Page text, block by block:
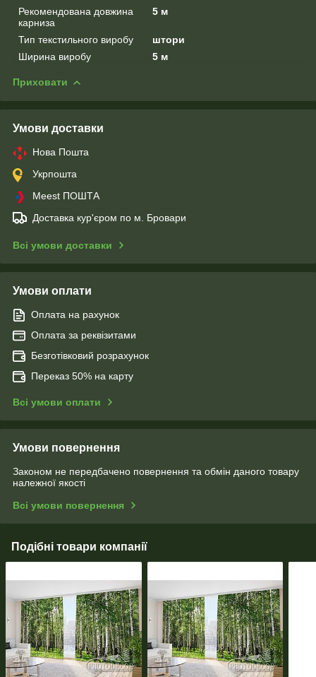
Рекомендована довжина
карниза
5 м
Тип текстильного виробу
штори
Ширина виробу
5 м
Приховати
Умови доставки
Нова Пошта
Укрпошта
Meest ПОШТА
Доставка кур'єром по м. Бровари
Всі умови доставки
Умови оплати
Оплата на рахунок
Оплата за реквізитами
Безготівковий розрахунок
Переказ 50% на карту
Всі умови оплати
Умови повернення
Законом не передбачено повернення та обмін даного товару
належної якості
Всі умови повернення
Подібні товари компанії